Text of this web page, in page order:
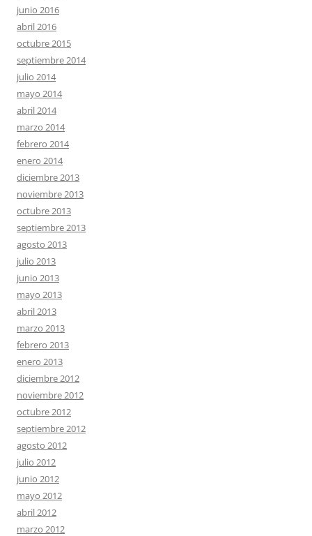
junio 2016
abril 2016
octubre 2015
septiembre 2014
julio 2014
mayo 2014
abril 2014
marzo 2014
febrero 2014
enero 2014
diciembre 2013
noviembre 2013
octubre 2013
septiembre 2013
agosto 2013
julio 2013
junio 2013
mayo 2013
abril 2013
marzo 2013
febrero 2013
enero 2013
diciembre 2012
noviembre 2012
octubre 2012
septiembre 2012
agosto 2012
julio 2012
junio 2012
mayo 2012
abril 2012
marzo 2012